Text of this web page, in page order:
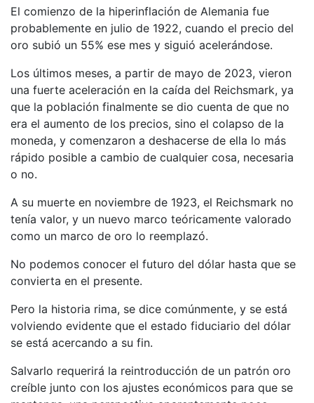
El comienzo de la hiperinflación de Alemania fue
probablemente en julio de 1922, cuando el precio del
oro subió un 55% ese mes y siguió acelerándose.
Los últimos meses, a partir de mayo de 2023, vieron
una fuerte aceleración en la caída del Reichsmark, ya
que la población finalmente se dio cuenta de que no
era el aumento de los precios, sino el colapso de la
moneda, y comenzaron a deshacerse de ella lo más
rápido posible a cambio de cualquier cosa, necesaria
o no.
A su muerte en noviembre de 1923, el Reichsmark no
tenía valor, y un nuevo marco teóricamente valorado
como un marco de oro lo reemplazó.
No podemos conocer el futuro del dólar hasta que se
convierta en el presente.
Pero la historia rima, se dice comúnmente, y se está
volviendo evidente que el estado fiduciario del dólar
se está acercando a su fin.
Salvarlo requerirá la reintroducción de un patrón oro
creíble junto con los ajustes económicos para que se